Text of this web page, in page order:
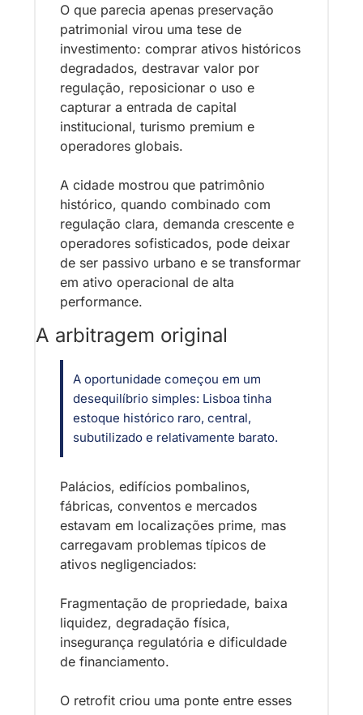
O que parecia apenas preservação
patrimonial virou uma tese de
investimento: comprar ativos históricos
degradados, destravar valor por
regulação, reposicionar o uso e
capturar a entrada de capital
institucional, turismo premium e
operadores globais.
A cidade mostrou que patrimônio
histórico, quando combinado com
regulação clara, demanda crescente e
operadores sofisticados, pode deixar
de ser passivo urbano e se transformar
em ativo operacional de alta
performance.
A arbitragem original
A oportunidade começou em um
desequilíbrio simples: Lisboa tinha
estoque histórico raro, central,
subutilizado e relativamente barato.
Palácios, edifícios pombalinos,
fábricas, conventos e mercados
estavam em localizações prime, mas
carregavam problemas típicos de
ativos negligenciados:
Fragmentação de propriedade, baixa
liquidez, degradação física,
insegurança regulatória e dificuldade
de financiamento.
O retrofit criou uma ponte entre esses